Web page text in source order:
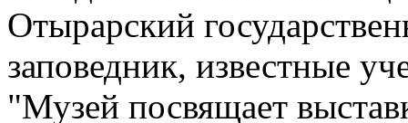
Отырарский
заповедник, известные
"Музей посвящает